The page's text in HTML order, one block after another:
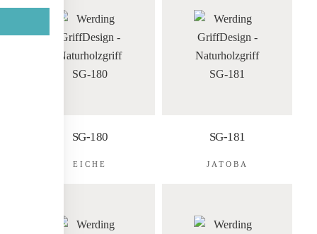
SG-180
EICHE
SG-181
JATOBA